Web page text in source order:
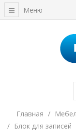
Меню
Главная
Блок для записей